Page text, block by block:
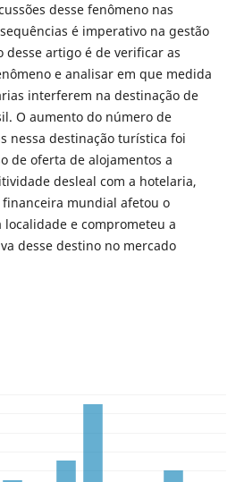
desse fenômeno nas
é imperativo na gestão
desse artigo é de verificar as
e analisar em que medida
interferem na destinação de
O aumento do número de
nessa destinação turística foi
de oferta de alojamentos a
desleal com a hotelaria,
financeira mundial afetou o
e comprometeu a
desse destino no mercado